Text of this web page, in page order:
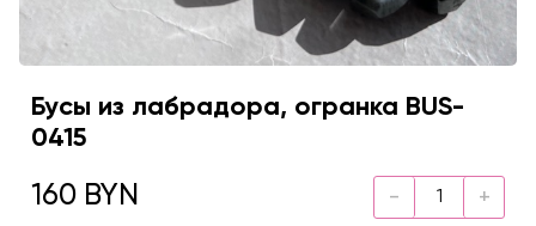
Бусы из лабрадора, огранка BUS-
0415
160 BYN